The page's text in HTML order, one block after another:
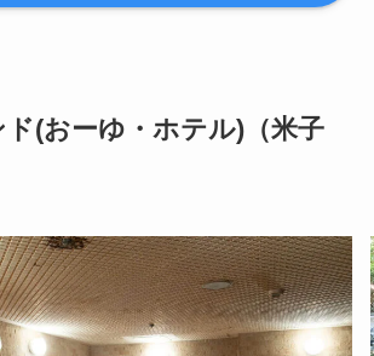
(おーゆ・ホテル)（米子